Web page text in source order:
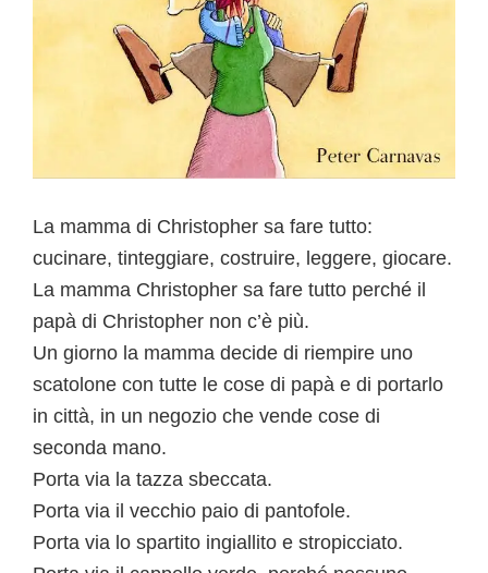
La mamma di Christopher sa fare tutto:
cucinare, tinteggiare, costruire, leggere, giocare.
La mamma Christopher sa fare tutto perché il
papà di Christopher non c’è più.
Un giorno la mamma decide di riempire uno
scatolone con tutte le cose di papà e di portarlo
in città, in un negozio che vende cose di
seconda mano.
Porta via la tazza sbeccata.
Porta via il vecchio paio di pantofole.
Porta via lo spartito ingiallito e stropicciato.